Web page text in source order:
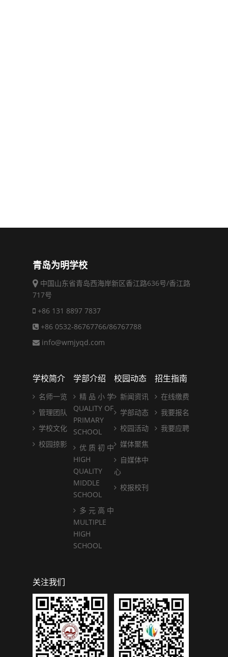
青岛为明学校
中国山东省青岛西海岸新区香江路636号/香江路
717号
+86 131 8897 7837
+86 0532-86767766/86767788
info@wmjyqd.com
学校简介
名师一览
管理团队
学校文化
校园掠影
学部介绍
精 品 小 学
QUALITY OF
PRIMARY
SCHOOL
优 质 初 中
HIGH
QUALITY
MIDDLE
SCHOOL
多 元 高 中
MULTIPLE
HIGH
SCHOOL
校园动态
新闻资讯
学部动态
校园活动
媒体聚焦
自媒体中
心
校报校刊
招生指南
在线缴费
我要报名
我要应聘
关注我们